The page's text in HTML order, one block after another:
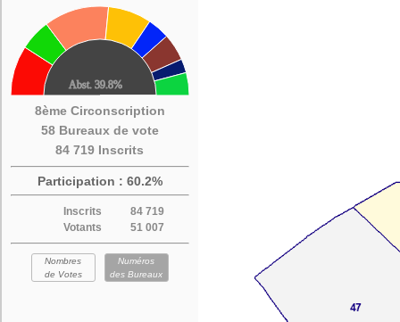
8ème Circonscription
58 Bureaux de vote
84 719 Inscrits
Participation : 60.2%
Inscrits
84 719
Votants
51 007
Nombres
de Votes
Numéros
des Bureaux